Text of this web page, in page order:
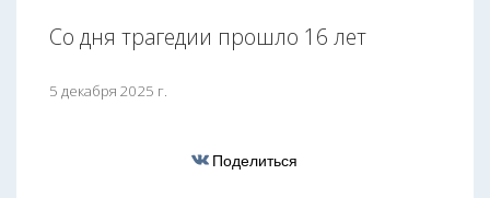
Со дня трагедии прошло 16 лет
5 декабря 2025 г.
Поделиться